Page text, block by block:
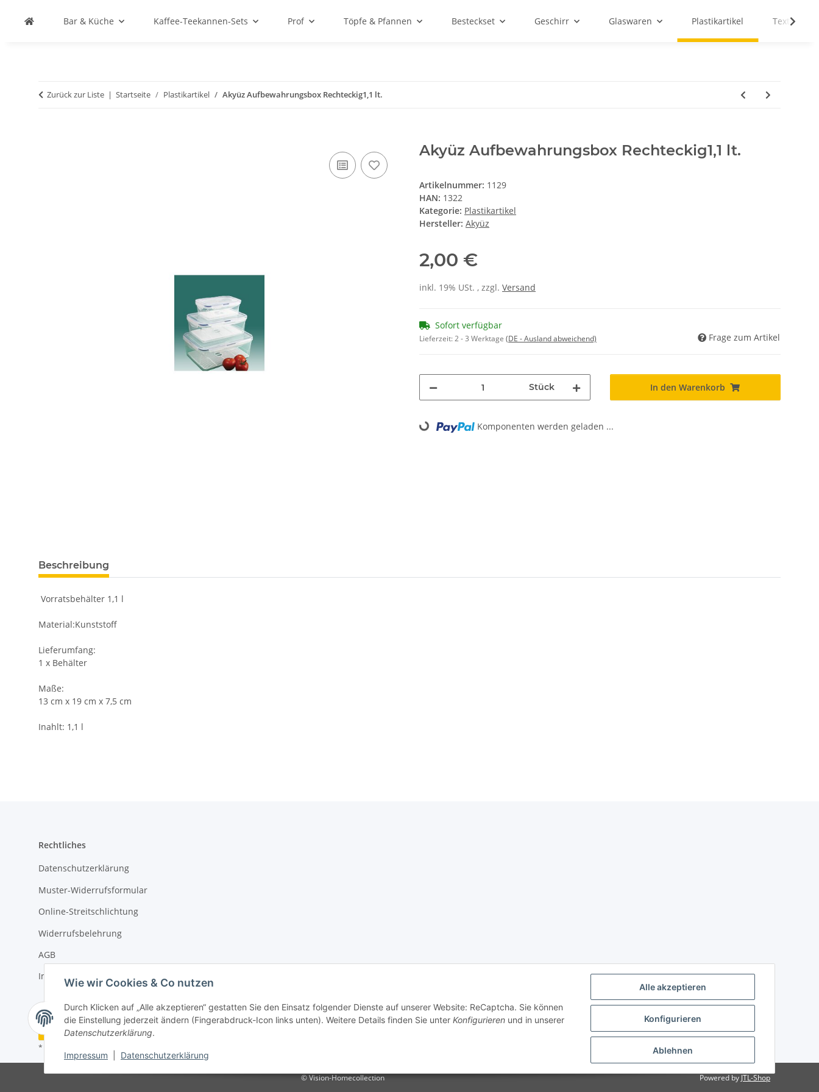
Alle akzeptieren
Konfigurieren
Ablehnen
Wie wir Cookies & Co nutzen
Durch Klicken auf „Alle akzeptieren“ gestatten Sie den Einsatz folgender Dienste auf unserer Website: ReCaptcha. Sie können
die Einstellung jederzeit ändern (Fingerabdruck-Icon links unten). Weitere Details finden Sie unter Konfigurieren und in unserer
Datenschutzerklärung.
Impressum Datenschutzerklärung
Bar & Küche Kaffee-Teekannen-Sets Prof Töpfe & Pfannen Besteckset Geschirr Glaswaren Plastikartikel Textilien
Zurück zur Liste Startseite Plastikartikel Akyüz Aufbewahrungsbox Rechteckig1,1 lt.
Akyüz Aufbewahrungsbox Rechteckig1,1 lt.
Artikelnummer: 1129
HAN: 1322
Kategorie: Plastikartikel
Hersteller: Akyüz
2,00 €
inkl. 19% USt. , zzgl. Versand
Sofort verfügbar
Lieferzeit:2 - 3 Werktage (DE - Ausland abweichend) Frage zum Artikel
Stück In den Warenkorb
Loading... Komponenten werden geladen ...
Beschreibung
Vorratsbehälter 1,1 l
Material:Kunststoff
Lieferumfang:
1 x Behälter
Maße:
13 cm x 19 cm x 7,5 cm
Inahlt: 1,1 l
Rechtliches
Datenschutzerklärung
Muster-Widerrufsformular
Online-Streitschlichtung
Widerrufsbelehrung
AGB
Impressum
Vertrag widerrufen
* Alle Preise inkl. gesetzlicher USt., zzgl.
© Vision-Homecollection Powered by JTL-Shop